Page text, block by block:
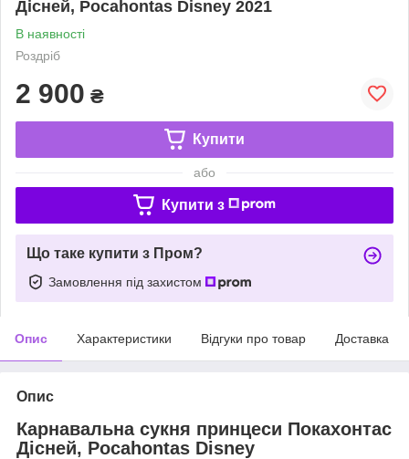
Дісней, Pocahontas Disney 2021
В наявності
Роздріб
2 900 ₴
Купити
або
Купити з
Що таке купити з Пром?
Замовлення під захистом
Опис Характеристики Відгуки про товар Доставка
Опис
Карнавальна сукня принцеси Покахонтас
Дісней, Pocahontas Disney